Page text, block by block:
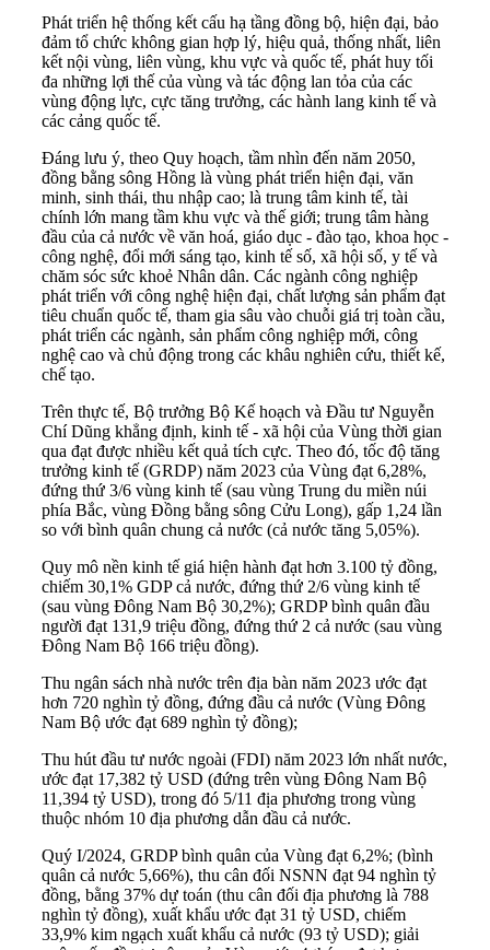
Phát triển hệ thống kết cấu hạ tầng đồng bộ, hiện đại, bảo
đảm tổ chức không gian hợp lý, hiệu quả, thống nhất, liên
kết nội vùng, liên vùng, khu vực và quốc tế, phát huy tối
đa những lợi thế của vùng và tác động lan tỏa của các
vùng động lực, cực tăng trưởng, các hành lang kinh tế và
các cảng quốc tế.
Đáng lưu ý, theo Quy hoạch, tầm nhìn đến năm 2050,
đồng bằng sông Hồng là vùng phát triển hiện đại, văn
minh, sinh thái, thu nhập cao; là trung tâm kinh tế, tài
chính lớn mang tầm khu vực và thế giới; trung tâm hàng
đầu của cả nước về văn hoá, giáo dục - đào tạo, khoa học -
công nghệ, đổi mới sáng tạo, kinh tế số, xã hội số, y tế và
chăm sóc sức khoẻ Nhân dân. Các ngành công nghiệp
phát triển với công nghệ hiện đại, chất lượng sản phẩm đạt
tiêu chuẩn quốc tế, tham gia sâu vào chuỗi giá trị toàn cầu,
phát triển các ngành, sản phẩm công nghiệp mới, công
nghệ cao và chủ động trong các khâu nghiên cứu, thiết kế,
chế tạo.
Trên thực tế, Bộ trưởng Bộ Kế hoạch và Đầu tư Nguyễn
Chí Dũng khẳng định, kinh tế - xã hội của Vùng thời gian
qua đạt được nhiều kết quả tích cực. Theo đó, tốc độ tăng
trưởng kinh tế (GRDP) năm 2023 của Vùng đạt 6,28%,
đứng thứ 3/6 vùng kinh tế (sau vùng Trung du miền núi
phía Bắc, vùng Đồng bằng sông Cửu Long), gấp 1,24 lần
so với bình quân chung cả nước (cả nước tăng 5,05%).
Quy mô nền kinh tế giá hiện hành đạt hơn 3.100 tỷ đồng,
chiếm 30,1% GDP cả nước, đứng thứ 2/6 vùng kinh tế
(sau vùng Đông Nam Bộ 30,2%); GRDP bình quân đầu
người đạt 131,9 triệu đồng, đứng thứ 2 cả nước (sau vùng
Đông Nam Bộ 166 triệu đồng).
Thu ngân sách nhà nước trên địa bàn năm 2023 ước đạt
hơn 720 nghìn tỷ đồng, đứng đầu cả nước (Vùng Đông
Nam Bộ ước đạt 689 nghìn tỷ đồng);
Thu hút đầu tư nước ngoài (FDI) năm 2023 lớn nhất nước,
ước đạt 17,382 tỷ USD (đứng trên vùng Đông Nam Bộ
11,394 tỷ USD), trong đó 5/11 địa phương trong vùng
thuộc nhóm 10 địa phương dẫn đầu cả nước.
Quý I/2024, GRDP bình quân của Vùng đạt 6,2%; (bình
quân cả nước 5,66%), thu cân đối NSNN đạt 94 nghìn tỷ
đồng, bằng 37% dự toán (thu cân đối địa phương là 788
nghìn tỷ đồng), xuất khẩu ước đạt 31 tỷ USD, chiếm
33,9% kim ngạch xuất khẩu cả nước (93 tỷ USD); giải